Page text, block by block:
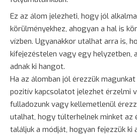
Ez az álom jelezheti, hogy jól
körülményekhez, ahogyan a hal is
vízben. Ugyanakkor utalhat arra is,
kifejezéstelen vagy egy helyzetben,
adnak ki hangot.
Ha az álomban jól érezzük
pozitív kapcsolatot jelezhet érzelmi
fulladozunk vagy kellemetlenül
utalhat, hogy túlterhelnek minket az
találjuk a módját, hogyan fejezzük ki